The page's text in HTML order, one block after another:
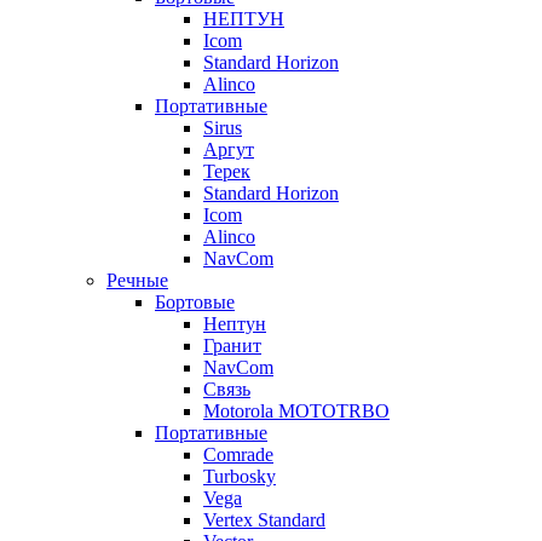
НЕПТУН
Icom
Standard Horizon
Alinco
Портативные
Sirus
Аргут
Терек
Standard Horizon
Icom
Alinco
NavCom
Речные
Бортовые
Нептун
Гранит
NavCom
Связь
Motorola MOTOTRBO
Портативные
Comrade
Turbosky
Vega
Vertex Standard